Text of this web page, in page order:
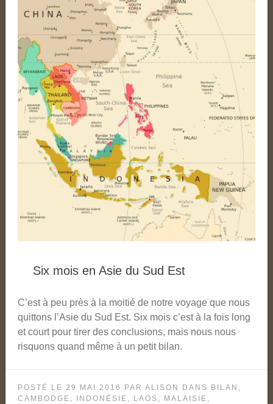
Six mois en Asie du Sud Est
C’est à peu près à la moitié de notre voyage que nous
quittons l’Asie du Sud Est. Six mois c’est à la fois long
et court pour tirer des conclusions, mais nous nous
risquons quand même à un petit bilan.
POSTÉ LE 29 MAI 2016 PAR ALISON DANS BILAN ,
CAMBODGE , INDONÉSIE , LAOS , MALAISIE ,